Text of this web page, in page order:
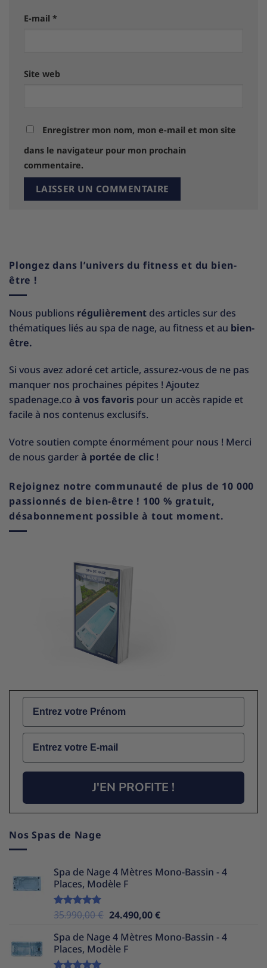
E-mail *
Site web
Enregistrer mon nom, mon e-mail et mon site
dans le navigateur pour mon prochain
commentaire.
Plongez dans l’univers du fitness et du bien-
être !
Nous publions régulièrement des articles sur des
thématiques liés au spa de nage, au fitness et au bien-
être.
Si vous avez adoré cet article, assurez-vous de ne pas
manquer nos prochaines pépites ! Ajoutez
spadenage.co à vos favoris pour un accès rapide et
facile à nos contenus exclusifs.
Votre soutien compte énormément pour nous ! Merci
de nous garderà portée de clic !
Rejoignez notre communauté de plus de 10 000
passionnés de bien-être ! 100 % gratuit,
désabonnement possible à tout moment.
Name
Email
J'EN PROFITE !
Nos Spas de Nage
Spa de Nage 4 Mètres Mono-Bassin - 4
Places, Modèle F
Note5.00
35.990,00€ Le
initial
était :
24.490,00€Le
actuel
Spa de Nage 4 Mètres Mono-Bassin - 4
Places, Modèle F